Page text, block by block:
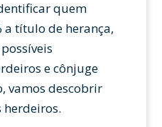
quem
a título de herança,
e cônjuge
vamos descobrir
herdeiros.